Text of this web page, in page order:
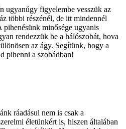
ugyanúgy figyelembe vesszük az
többi részénél, de itt mindennél
pihenésünk minősége ugyanis
rendezzük be a hálószobát, hova
az ágy. Segítünk, hogy a
pihenni a szobádban!
ráadásul nem is csak a
életünkért is, hiszen általában